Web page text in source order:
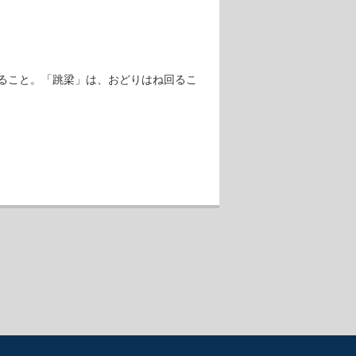
と。「跳梁」は、おどりはね回るこ